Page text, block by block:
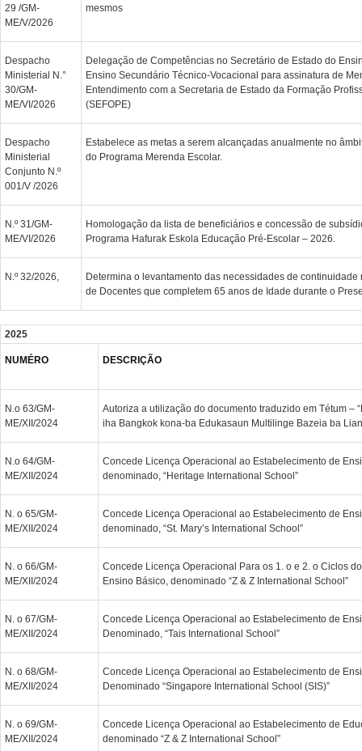
29 /GM-
ME/V/2026
mesmos
Despacho
Ministerial N.°
30/GM-
ME/VI/2026
Delegação de Competências no Secretário de Estado do
Ensino Secundário Técnico-Vocacional para assinatura de
Entendimento com a Secretaria de Estado da Formação
(SEFOPE)
Despacho
Ministerial
Conjunto N.º
001/V /2026
Estabelece as metas a serem alcançadas anualmente no
do Programa Merenda Escolar.
N.º 31/GM-
ME/VI/2026
Homologação da lista de beneficiários e concessão de
Programa Hafurak Eskola Educação Pré-Escolar – 2026.
N.º 32/2026,
Determina o levantamento das necessidades de continuidade
de Docentes que completem 65 anos de Idade durante o
2025
NUMÉRO DESCRIÇÃO
N.o 63/GM-
ME/XII/2024
Autoriza a utilização do documento traduzido em Tétum –
iha Bangkok kona-ba Edukasaun Multilinge Bazeia ba
N.o 64/GM-
ME/XII/2024
Concede Licença Operacional ao Estabelecimento de
denominado, “Heritage International School”
N. o 65/GM-
ME/XII/2024
Concede Licença Operacional ao Estabelecimento de
denominado, “St. Mary’s International School”
N. o 66/GM-
ME/XII/2024
Concede Licença Operacional Para os 1. o e 2. o Ciclos
Ensino Básico, denominado “Z & Z International School”
N. o 67/GM-
ME/XII/2024
Concede Licença Operacional ao Estabelecimento de
Denominado, “Tais International School”
N. o 68/GM-
ME/XII/2024
Concede Licença Operacional ao Estabelecimento de
Denominado “Singapore International School (SIS)”
N. o 69/GM-
ME/XII/2024
Concede Licença Operacional ao Estabelecimento de
denominado “Z & Z International School”